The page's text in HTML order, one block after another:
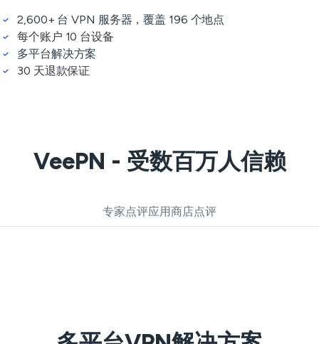
2,600+ 台 VPN 服务器，覆盖 196 个地点
每个账户 10 台设备
多平台解决方案
30 天退款保证
VeePN - 受数百万人信赖
专家点评应用商店点评